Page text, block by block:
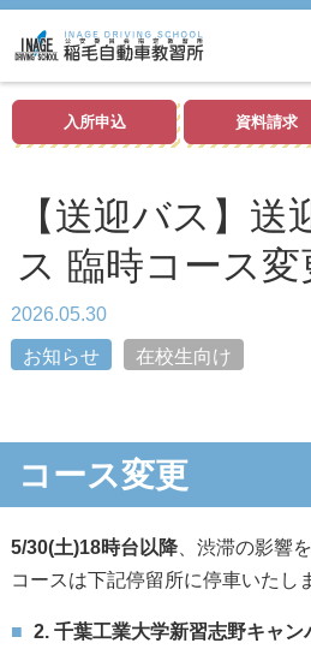
入所申込 資料請求
【送迎バス】送
ス 臨時コース変
2026.05.30
お知らせ 在校生向け
コース変更
5/30(土)18時台以降、渋滞の影響
コースは下記停留所に停車いたし
2. 千葉工業大学新習志野キャン